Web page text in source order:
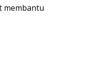
membantu